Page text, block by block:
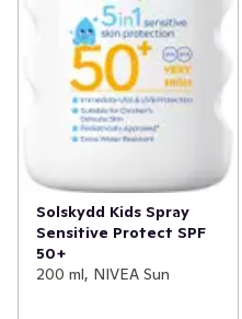
Solskydd Kids Spray
Sensitive Protect SPF
50+
200 ml, NIVEA Sun